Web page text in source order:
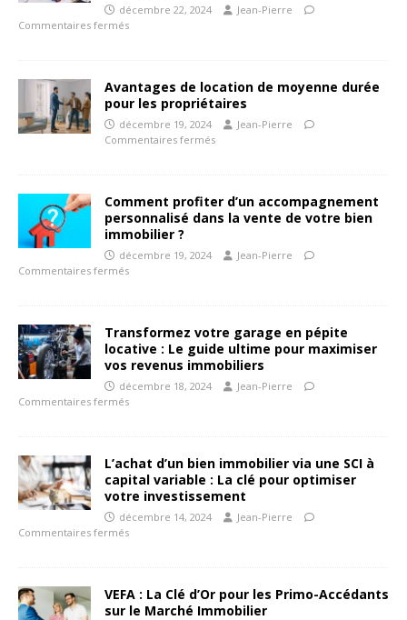
décembre 22, 2024
Jean-Pierre
Commentaires fermés
Avantages de location de moyenne durée
pour les propriétaires
décembre 19, 2024
Jean-Pierre
Commentaires fermés
Comment profiter d’un accompagnement
personnalisé dans la vente de votre bien
immobilier ?
décembre 19, 2024
Jean-Pierre
Commentaires fermés
Transformez votre garage en pépite
locative : Le guide ultime pour maximiser
vos revenus immobiliers
décembre 18, 2024
Jean-Pierre
Commentaires fermés
L’achat d’un bien immobilier via une SCI à
capital variable : La clé pour optimiser
votre investissement
décembre 14, 2024
Jean-Pierre
Commentaires fermés
VEFA : La Clé d’Or pour les Primo-Accédants
sur le Marché Immobilier